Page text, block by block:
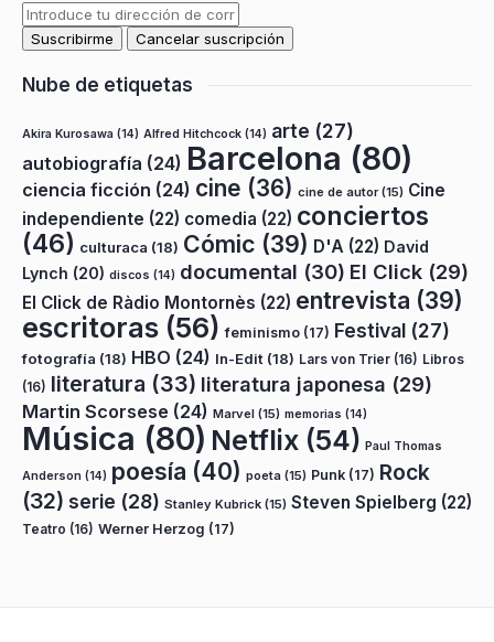
Nube de etiquetas
Akira Kurosawa (14) Alfred Hitchcock (14) arte (27)
autobiografía (24) Barcelona (80)
ciencia ficción (24) cine (36) cine de autor(15) Cine
independiente (22) comedia (22) conciertos
(46) culturaca (18) Cómic (39) D'A (22) David
Lynch (20) discos (14) documental (30) El Click (29)
El Click de Ràdio Montornès (22) entrevista (39)
escritoras (56) feminismo (17) Festival (27)
fotografía (18) HBO (24) In-Edit (18) Lars von Trier (16) Libros
(16) literatura (33) literatura japonesa (29)
Martin Scorsese (24) Marvel (15) memorias (14)
Música (80) Netflix (54) Paul Thomas
Anderson (14) poesía (40) poeta (15) Punk (17) Rock
(32) serie (28) Stanley Kubrick (15) Steven Spielberg (22)
Teatro (16) Werner Herzog (17)